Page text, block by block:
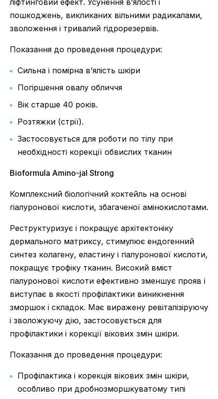
ліфтинговий ефект. Усунення в’ялості і
пошкоджень, викликаних вільними радикалами,
зволоження і тривалий гідрорезервів.
Показання до проведення процедури:
Сильна і помірна в’ялість шкіри
Погіршення овалу обличчя
Вік старше 40 років.
Розтяжки (стрії).
Застосовується для роботи по тілу при
необхідності корекції обвислих тканин
Bioformula Amino-jal Strong
Комплексний біологічний коктейль на основі
гіалуронової кислоти, збагаченої амінокислотами.
Реструктуризує і покращує архітектоніку
дермального матриксу, стимулює ендогенний
синтез колагену, еластину і гіалуронової кислоти,
покращує трофіку тканин. Високий вміст
гіалуронової кислоти ефективно зменшує прояв і
виступає в якості профілактики виникнення
зморшок і складок. Має виражену ревіталізіруючу
і зволожуючу дію, застосовується для
профілактики і корекції вікових змін шкіри.
Показання до проведення процедури:
Профілактика і корекція вікових змін шкіри,
особливо при дробнозморшкуватому типі